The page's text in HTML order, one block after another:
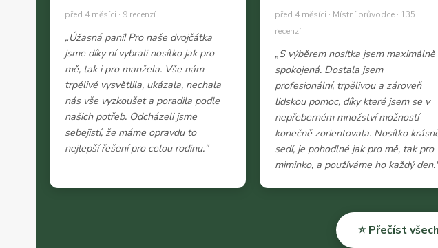
před 4 měsíci · 9 recenzí
„Úžasná paní! Pro naše dvojčátka
jsme díky ní vybrali nosítko jak pro
mě, tak i pro manžela. Vše nám
trpělivě vysvětlila, ukázala, nechala
nás vše vyzkoušet a poradila podle
našich potřeb. Odcházeli jsme
sebejistí, že máme opravdu to
nejlepší řešení pro celou rodinu."
před 4 měsíci · Místní průvodce · 135
recenzí
„S výběrem nosítka jsem maximálně
spokojená. Dostala jsem
profesionální, trpělivou a zároveň
lidskou pomoc, díky které jsem se v
nepřeberném množství možností
konečně zorientovala. Nosítko
sedí, je pohodlné jak pro mě, tak pro
miminko, a používáme ho každý
⭐ Přečíst